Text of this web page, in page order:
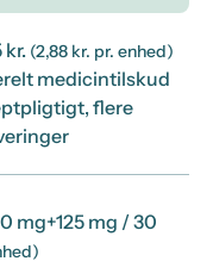
kr. (2,88 kr. pr. enhed)
medicintilskud
flere
mg+125 mg / 30